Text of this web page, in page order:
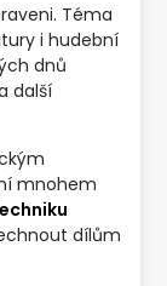
Téma
i hudební
dnů
další
mnohem
dílům